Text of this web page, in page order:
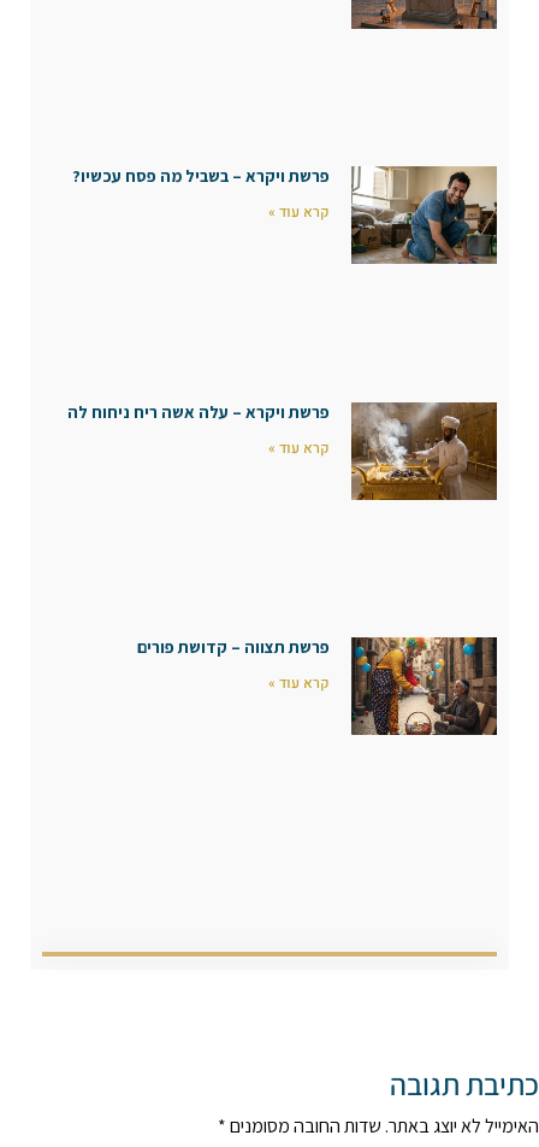
פרשת ויקרא – בשביל מה פסח עכשיו?
קרא עוד »
פרשת ויקרא – עלה אשה ריח ניחוח לה
קרא עוד »
פרשת תצווה – קדושת פורים
קרא עוד »
כתיבת תגובה
האימייל לא יוצג באתר. שדות החובה מסומנים*